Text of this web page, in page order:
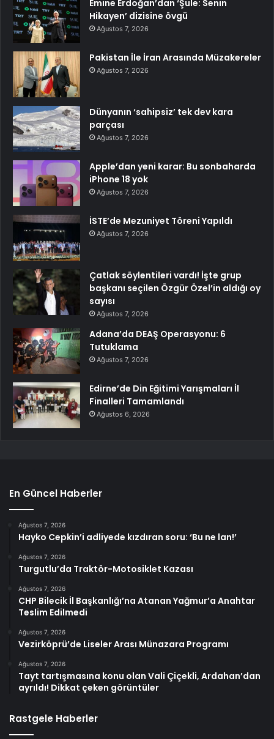
Emine Erdoğan’dan ‘Şule: Senin
Hikayen’ dizisine övgü
Ağustos 7, 2026
Pakistan İle İran Arasında Müzakereler
Ağustos 7, 2026
Dünyanın ‘sahipsiz’ tek dev kara
parçası
Ağustos 7, 2026
Apple’dan yeni karar: Bu sonbaharda
iPhone 18 yok
Ağustos 7, 2026
İSTE’de Mezuniyet Töreni Yapıldı
Ağustos 7, 2026
Çatlak söylentileri vardı! İşte grup
başkanı seçilen Özgür Özel’in aldığı oy
sayısı
Ağustos 7, 2026
Adana’da DEAŞ Operasyonu: 6
Tutuklama
Ağustos 7, 2026
Edirne’de Din Eğitimi Yarışmaları İl
Finalleri Tamamlandı
Ağustos 6, 2026
En Güncel Haberler
Ağustos 7, 2026
Hayko Cepkin’i adliyede kızdıran soru: ‘Bu ne lan!’
Ağustos 7, 2026
Turgutlu’da Traktör-Motosiklet Kazası
Ağustos 7, 2026
CHP Bilecik İl Başkanlığı’na Atanan Yağmur’a Anahtar
Teslim Edilmedi
Ağustos 7, 2026
Vezirköprü’de Liseler Arası Münazara Programı
Ağustos 7, 2026
Tayt tartışmasına konu olan Vali Çiçekli, Ardahan’dan
ayrıldı! Dikkat çeken görüntüler
Rastgele Haberler